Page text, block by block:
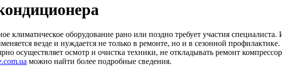
климатическое оборудование рано или поздно требует участия специалиста.
везде и нуждается не только в ремонте, но и в сезонной
осуществляет осмотр и очистка техники, не откладывать ремонт
можно найти более подробные сведения.